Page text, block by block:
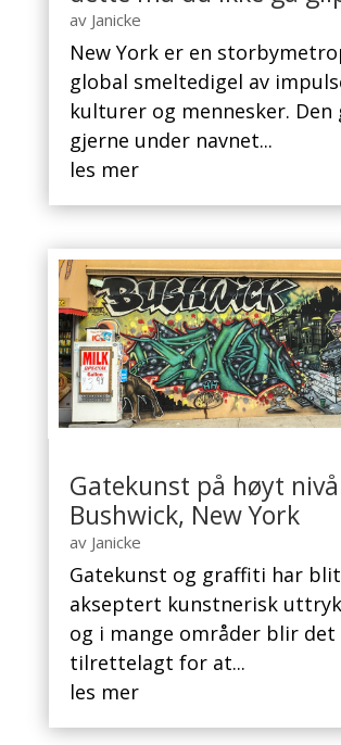
av Janicke
New York er en
global smeltedigel av
kulturer og mennesker. Den
gjerne under navnet...
les mer
Gatekunst på høyt
Bushwick, New York
av Janicke
Gatekunst og graffiti har
akseptert kunstnerisk
og i mange områder blir det
tilrettelagt for at...
les mer